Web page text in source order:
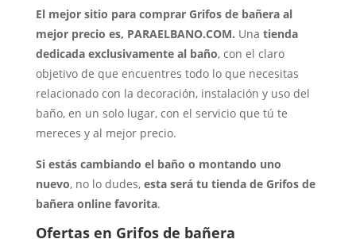
El mejor sitio para comprar Grifos de bañera al
mejor precio es, PARAELBANO.COM. Una tienda
dedicada exclusivamente al baño, con el claro
objetivo de que encuentres todo lo que necesitas
relacionado con la decoración, instalación y uso del
baño, en un solo lugar, con el servicio que tú te
mereces y al mejor precio.
Si estás cambiando el baño o montando uno
nuevo, no lo dudes, esta será tu tienda de Grifos de
bañera online favorita.
Ofertas en Grifos de bañera